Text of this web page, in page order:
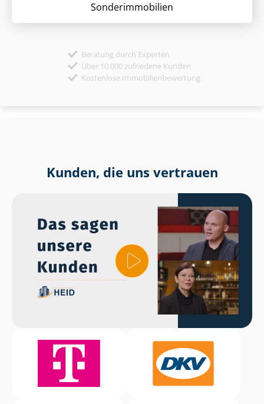
Sonder­immobilien
Beratung durch Experten
Über 10.000 zufriedene Kunden
Kostenlose Immobilienbewertung
Kunden, die uns vertrauen